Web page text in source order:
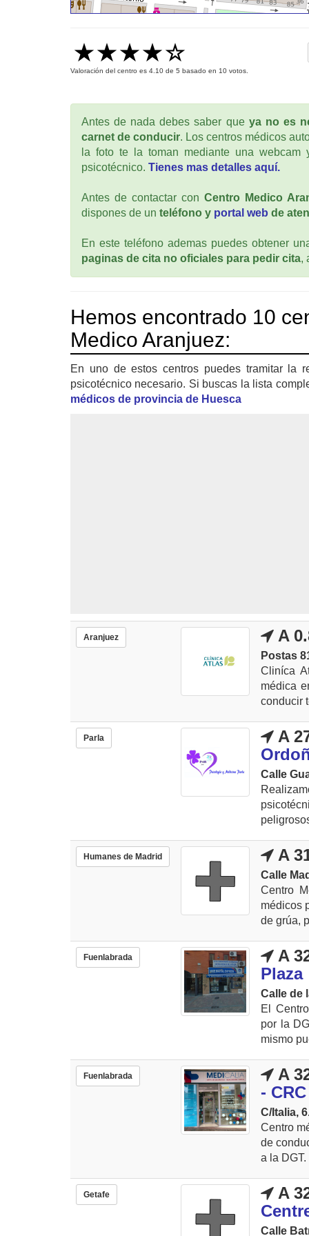
Valoración del centro es 4.10 de 5 basado en 10 votos.
Antes de nada debes saber que ya no es
carnet de conducir. Los centros médicos
la foto te la toman mediante una
psicotécnico. Tienes mas detalles aquí.
Antes de contactar conCentro Medico
dispones de un teléfono y portal web de
En este teléfono ademas puedes obtener
paginas de cita no oficiales para pedir cita,
Hemos encontrado 10
Medico Aranjuez:
En uno de estos centros puedes tramitar la
psicotécnico necesario. Si buscas la lista
médicos de provincia de Huesca
Aranjuez A
Postas
Cliníca
médica
conducir
Parla
A
Calle
Humanes de Madrid A
Calle
Centro
médicos
de grúa,
Fuenlabrada
A
Plaza
Calle de
El
por la
mismo
Fuenlabrada
A
-
C/Italia,
Centro
de
a la
Getafe
A
Calle